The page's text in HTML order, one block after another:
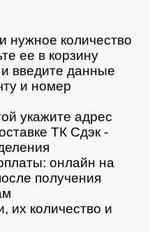
нужное количество
ее в корзину
введите данные
и номер
укажите адрес
ТК Сдэк -
онлайн на
получения
их количество и